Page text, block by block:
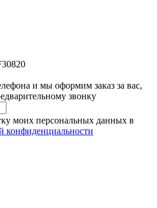
и мы оформим заказ за вас,
звонку
моих персональных данных в
конфиденциальности